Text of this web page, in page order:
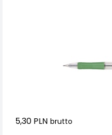
5,30 PLN brutto